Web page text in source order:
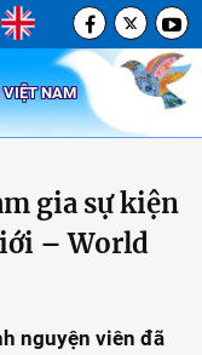
VIỆT NAM
gia sự kiện
– World
nguyện viên đã